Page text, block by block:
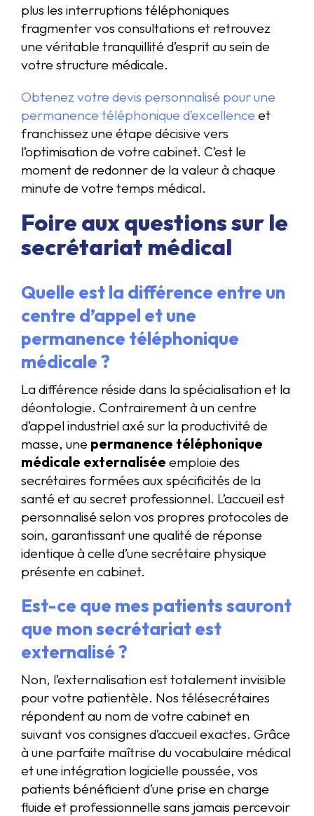
plus les interruptions téléphoniques
fragmenter vos consultations et retrouvez
une véritable tranquillité d’esprit au sein de
votre structure médicale.
Obtenez votre devis personnalisé pour une
permanence téléphonique d’excellence et
franchissez une étape décisive vers
l’optimisation de votre cabinet. C’est le
moment de redonner de la valeur à chaque
minute de votre temps médical.
Foire aux questions sur le
secrétariat médical
Quelle est la différence entre un
centre d’appel et une
permanence téléphonique
médicale ?
La différence réside dans la spécialisation et la
déontologie. Contrairement à un centre
d’appel industriel axé sur la productivité de
masse, une permanence téléphonique
médicale externalisée emploie des
secrétaires formées aux spécificités de la
santé et au secret professionnel. L’accueil est
personnalisé selon vos propres protocoles de
soin, garantissant une qualité de réponse
identique à celle d’une secrétaire physique
présente en cabinet.
Est-ce que mes patients sauront
que mon secrétariat est
externalisé ?
Non, l’externalisation est totalement invisible
pour votre patientèle. Nos télésecrétaires
répondent au nom de votre cabinet en
suivant vos consignes d’accueil exactes. Grâce
à une parfaite maîtrise du vocabulaire médical
et une intégration logicielle poussée, vos
patients bénéficient d’une prise en charge
fluide et professionnelle sans jamais percevoir